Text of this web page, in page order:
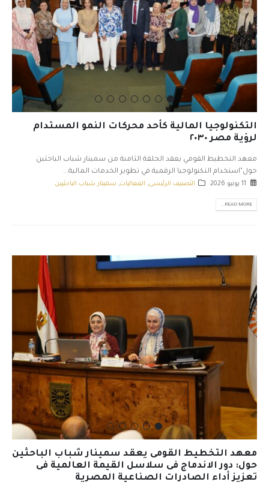
التكنولوجيا المالية كأحد محركات النمو المستدام
لرؤية مصر ٢٠٣٠
معهد التخطيط القومي يعقد الحلقة الثامنة من سمينار شباب الباحثين
حول"استخدام التكنولوجيا الرقمية في تطوير الخدمات المالية...
11 يونيو 2026 التصنيف الرئيسى, الفعاليات, سمينار شباب الباحثيين
READ MORE...
معهد التخطيط القومى يعقد سمينار شباب الباحثين
حول: دور الاندماج فى سلاسل القيمة العالمية فى
تعزيز أداء الصادرات الصناعية المصرية